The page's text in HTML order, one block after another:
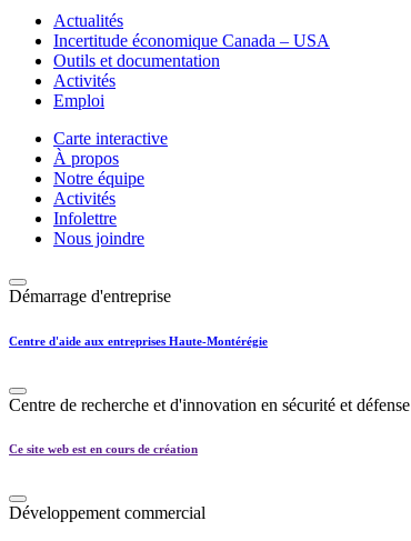
Actualités
Incertitude économique Canada – USA
Outils et documentation
Activités
Emploi
Carte interactive
À propos
Notre équipe
Activités
Infolettre
Nous joindre
Démarrage d'entreprise
Centre d'aide aux entreprises Haute-Montérégie
Centre de recherche et d'innovation en sécurité et défense
Ce site web est en cours de création
Développement commercial